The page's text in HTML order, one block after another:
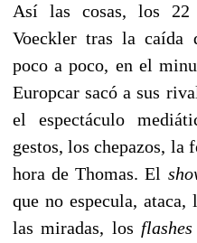
Así las cosas, los 22
Voeckler tras la caída
poco a poco, en el
Europcar sacó a sus
el espectáculo
gestos, los chepazos,
hora de Thomas. El
que no especula, ataca,
las miradas, los flashes